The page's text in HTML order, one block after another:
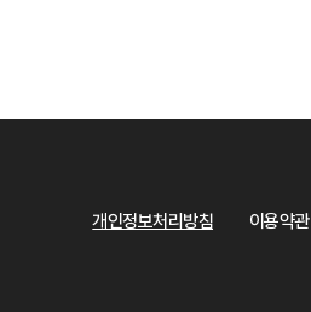
개인정보처리방침 이용약관